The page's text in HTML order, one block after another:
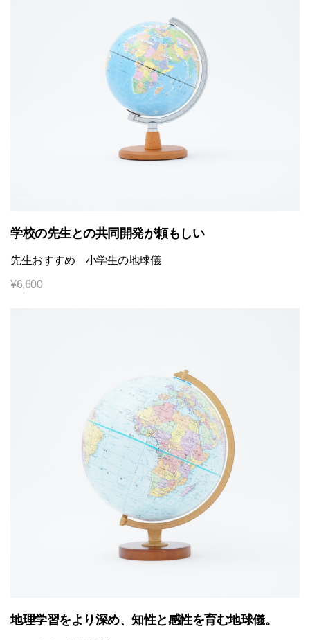
学校の先生との共同開発が頼もしい
先生おすすめ 小学生の地球儀
¥6,600
地理学習をより深め、知性と感性を育む地球儀。